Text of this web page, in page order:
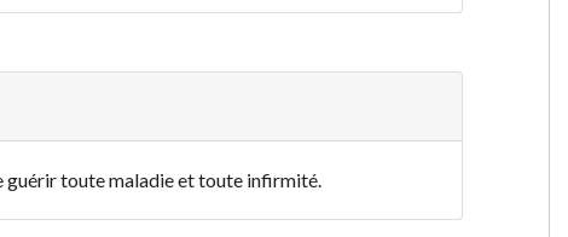
guérir toute maladie et toute infirmité.